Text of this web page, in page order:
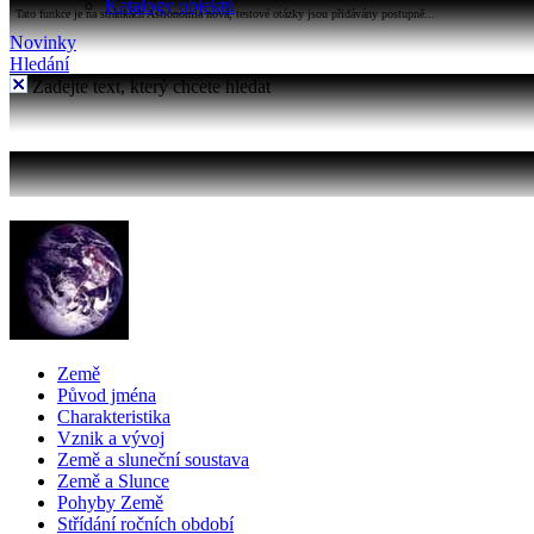
Katalogy objektů
Tato funkce je na stránkách Astronomia nová, testové otázky jsou přidávány postupně...
Novinky
Hledání
Zadejte text, který chcete hledat
Země
Původ jména
Charakteristika
Vznik a vývoj
Země a sluneční soustava
Země a Slunce
Pohyby Země
Střídání ročních období